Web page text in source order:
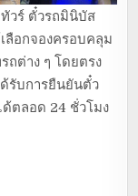
วร์ ตั๋วรถมินิบัส
ลือกจองครอบคลุม
ถต่าง ๆ โดยตรง
ด้รับการยืนยันตั๋ว
ตลอด 24 ชั่วโมง